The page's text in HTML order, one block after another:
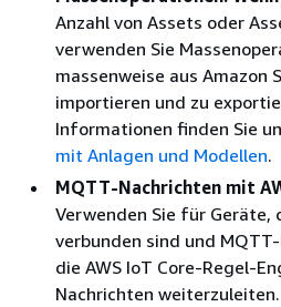
Anzahl von Assets oder
verwenden Sie
massenweise aus Amazon
importieren und zu
Informationen finden Sie
mit Anlagen und Modellen.
MQTT-Nachrichten mit
Verwenden Sie für Geräte,
verbunden sind und
die AWS IoT Core-Regel-
Nachrichten weiterzuleiten.